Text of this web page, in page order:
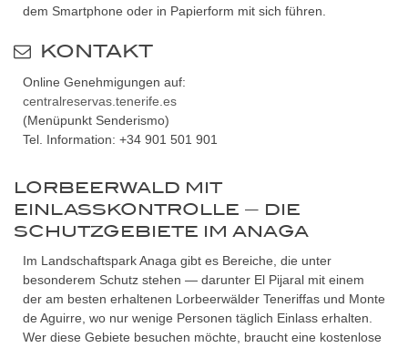
dem Smartphone oder in Papierform mit sich führen.
KONTAKT
Online Genehmigungen auf:
centralreservas.tenerife.es
(Menüpunkt Senderismo)
Tel. Information: +34 901 501 901
LORBEERWALD MIT
EINLASSKONTROLLE — DIE
SCHUTZGEBIETE IM ANAGA
Im Landschaftspark Anaga gibt es Bereiche, die unter
besonderem Schutz stehen — darunter El Pijaral mit einem
der am besten erhaltenen Lorbeerwälder Teneriffas und Monte
de Aguirre, wo nur wenige Personen täglich Einlass erhalten.
Wer diese Gebiete besuchen möchte, braucht eine kostenlose